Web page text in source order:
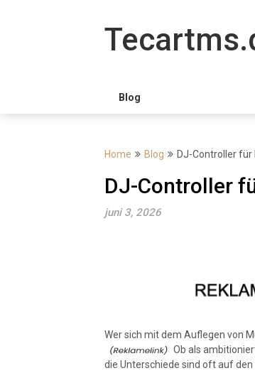
Blog
Home Blog DJ-Controller für
DJ-Controller
juni 3, 2026
Wer sich mit dem Auflegen von
Ob als
die Unterschiede sind oft auf